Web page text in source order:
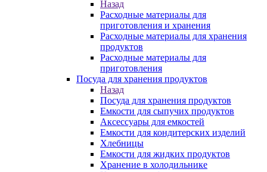
Назад
Расходные материалы для
приготовления и хранения
Расходные материалы для хранения
продуктов
Расходные материалы для
приготовления
Посуда для хранения продуктов
Назад
Посуда для хранения продуктов
Емкости для сыпучих продуктов
Аксессуары для емкостей
Емкости для кондитерских изделий
Хлебницы
Емкости для жидких продуктов
Хранение в холодильнике